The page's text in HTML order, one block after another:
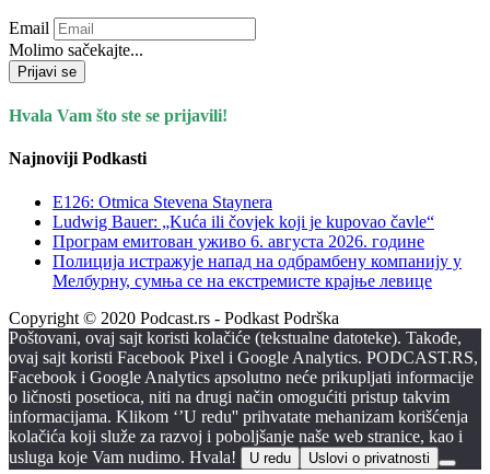
Email
Molimo sačekajte...
Prijavi se
Hvala Vam što ste se prijavili!
Najnoviji Podkasti
E126: Otmica Stevena Staynera
Ludwig Bauer: „Kuća ili čovjek koji je kupovao čavle“
Програм емитован уживо 6. августа 2026. годинe
Полиција истражује напад на одбрамбену компанију у
Мелбурну, сумња се на екстремисте крајње левице
Copyright © 2020 Podcast.rs - Podkast Podrška
Poštovani, ovaj sajt koristi kolačiće (tekstualne datoteke). Takođe,
ovaj sajt koristi Facebook Pixel i Google Analytics. PODCAST.RS,
Facebook i Google Analytics apsolutno neće prikupljati informacije
o ličnosti posetioca, niti na drugi način omogućiti pristup takvim
informacijama. Klikom ‘’U redu'' prihvatate mehanizam korišćenja
kolačića koji služe za razvoj i poboljšanje naše web stranice, kao i
usluga koje Vam nudimo. Hvala!
U redu Uslovi o privatnosti